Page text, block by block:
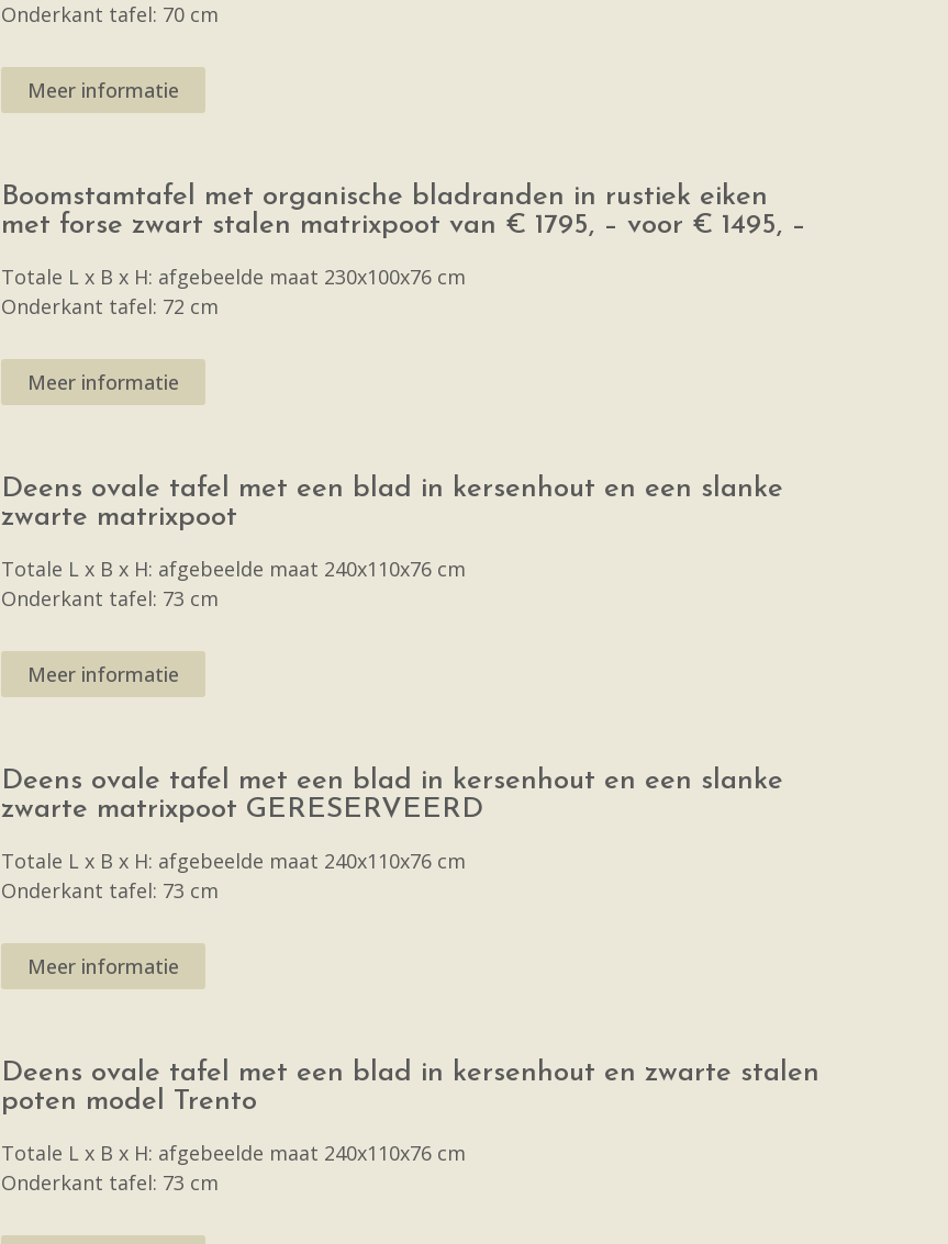
Onderkant tafel: 70 cm
Meer informatie
Boomstamtafel met organische bladranden in rustiek eiken
met forse zwart stalen matrixpoot van € 1795, – voor € 1495, –
Totale L x B x H: afgebeelde maat 230x100x76 cm
Onderkant tafel: 72 cm
Meer informatie
Deens ovale tafel met een blad in kersenhout en een slanke
zwarte matrixpoot
Totale L x B x H: afgebeelde maat 240x110x76 cm
Onderkant tafel: 73 cm
Meer informatie
Deens ovale tafel met een blad in kersenhout en een slanke
zwarte matrixpoot GERESERVEERD
Totale L x B x H: afgebeelde maat 240x110x76 cm
Onderkant tafel: 73 cm
Meer informatie
Deens ovale tafel met een blad in kersenhout en zwarte stalen
poten model Trento
Totale L x B x H: afgebeelde maat 240x110x76 cm
Onderkant tafel: 73 cm